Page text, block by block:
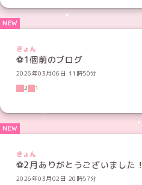
きょん
⚽️1個前のブログ
2026年03月06日 11時50分
2
1
きょん
⚽️2月ありがとうございました！
2026年03月02日 20時57分